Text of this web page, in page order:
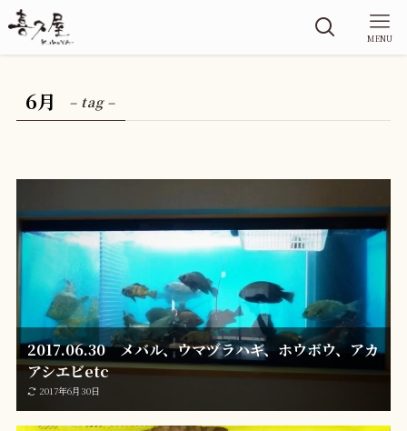
MENU
6月 – tag –
2017.06.30 メバル、ウマヅラハギ、ホウボウ、アカ
アシエビetc
2017年6月30日